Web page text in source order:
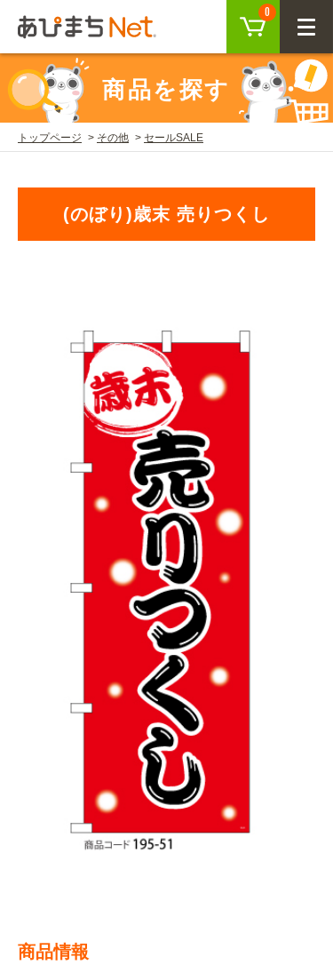
0
CLOSE
ログイン
会員登録
商品を探す
SEARCH
注目キーワード
韓国グルメ
CATEGORY
飲食 住まい・暮らし
イベント・季節 不動産・建築
カルチャー・教養
その他
関連アイテムを見る
ご利用ガイド トップ
取り扱い商品一覧
既製デザイン商品注文方法
オリジナルオーダー注文方法
料金一覧
お届け納期と配送方法
初めての方へ
BEGINNER'S GUIDE
初めての方へ トップ
お客様の声
オリジナルオーダー制作事例
商品を探す
トップページ その他 セールSALE
(のぼり)歳末 売りつくし
商品情報